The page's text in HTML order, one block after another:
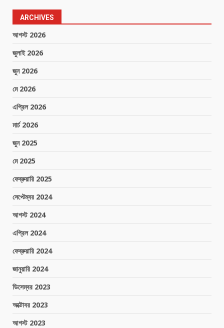
ARCHIVES
আগস্ট 2026
জুলাই 2026
জুন 2026
মে 2026
এপ্রিল 2026
মার্চ 2026
জুন 2025
মে 2025
ফেব্রুয়ারি 2025
সেপ্টেম্বর 2024
আগস্ট 2024
এপ্রিল 2024
ফেব্রুয়ারি 2024
জানুয়ারি 2024
ডিসেম্বর 2023
অক্টোবর 2023
আগস্ট 2023